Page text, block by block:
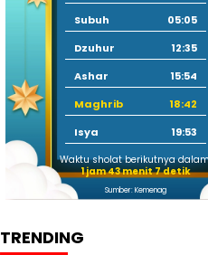
Subuh
05:05
Dzuhur
12:35
Ashar
15:54
Maghrib
18:42
Isya
19:53
Waktu sholat berikutnya
1 jam 43 menit 6 detik
Sumber: Kemenag
TRENDING